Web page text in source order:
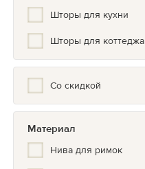
Шторы для кухни
Шторы для коттеджа
Со скидкой
Материал
Нива для римок